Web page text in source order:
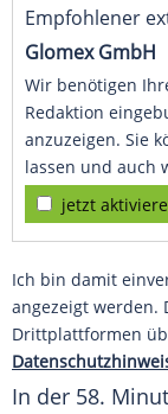
Empfohlener
Glomex GmbH
Wir benötigen
Redaktion
anzuzeigen. Sie
lassen und auch
jetzt
Ich bin damit
angezeigt werden.
Drittplattformen
In der 58.